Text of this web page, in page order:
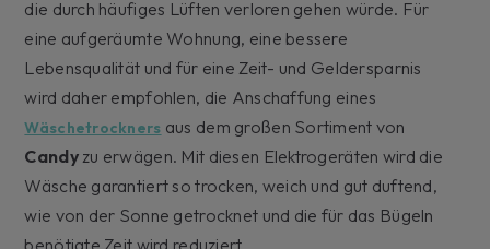
die durch häufiges Lüften verloren gehen würde. Für
eine aufgeräumte Wohnung, eine bessere
Lebensqualität und für eine Zeit- und Geldersparnis
wird daher empfohlen, die Anschaffung eines
Wäschetrockners aus dem großen Sortiment von
Candyzu erwägen. Mit diesen Elektrogeräten wird die
Wäsche garantiert so trocken, weich und gut duftend,
wie von der Sonne getrocknet und die für das Bügeln
benötigte Zeit wird reduziert.